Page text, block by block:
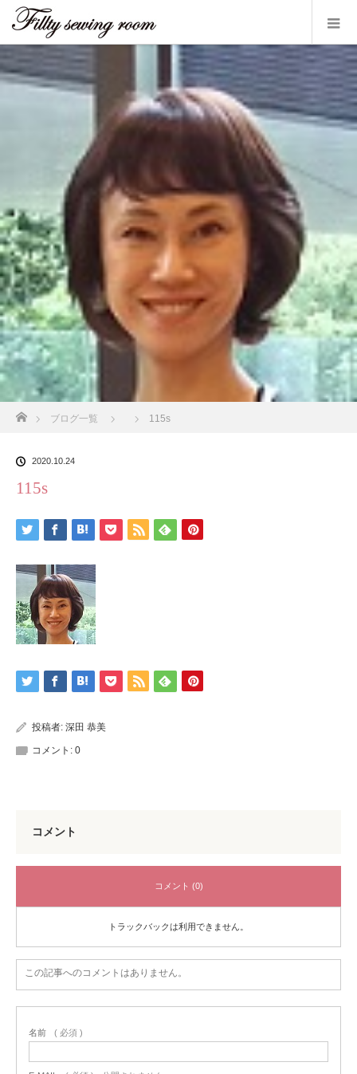
ブログ一覧 115s
2020.10.24
115s
投稿者: 深田 恭美
コメント: 0
コメント
コメント (0)
トラックバックは利用できません。
この記事へのコメントはありません。
名前 ( 必須 )